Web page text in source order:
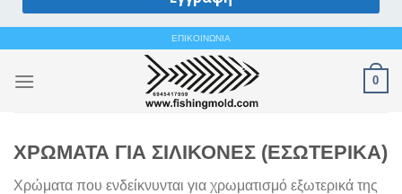
content
ΕΠΙΚΟΙΝΩΝΙΑ
0
ΧΡΩΜΑΤΑ ΓΙΑ ΣΙΛΙΚΟΝΕΣ (ΕΣΩΤΕΡΙΚΑ)
Χρώματα που ενδείκνυνται για χρωματισμό εξωτερικά της